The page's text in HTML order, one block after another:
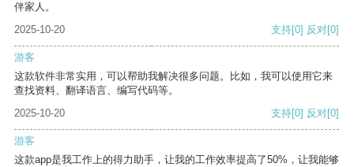
伴家人。
2025-10-20
支持[0] 反对[0]
游客
这款软件非常实用，可以帮助我解决很多问题。比如，我可以使用它来
查找资料、翻译语言、编写代码等。
2025-10-20
支持[0] 反对[0]
游客
这款app是我工作上的得力助手，让我的工作效率提高了50%，让我能够